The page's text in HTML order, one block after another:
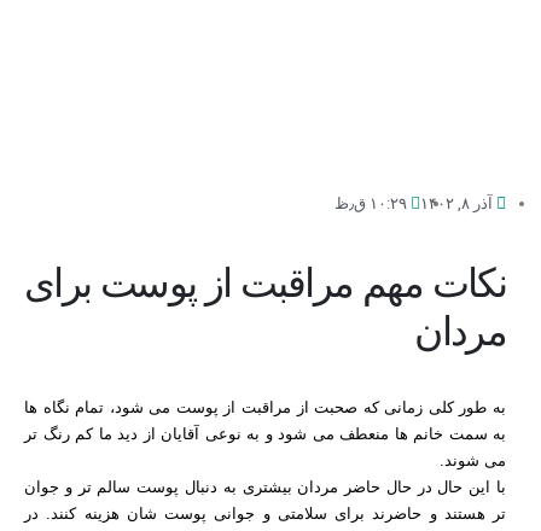
آذر ۸, ۱۴۰۲ ۱۰:۲۹ ق٫ظ
نکات مهم مراقبت از پوست برای
مردان
به طور کلی زمانی که صحبت از مراقبت از پوست می شود، تمام نگاه ها
به سمت خانم ها منعطف می شود و به نوعی آقایان از دید ما کم رنگ تر
می شوند.
با این حال در حال حاضر مردان بیشتری به دنبال پوست سالم تر و جوان
تر هستند و حاضرند برای سلامتی و جوانی پوست شان هزینه کنند. در